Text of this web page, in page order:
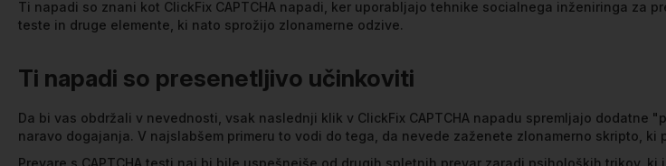
Ti napadi so znani kot ClickFix CAPTCHA napadi, ker uporabljajo tehnike socialnega inženiringa za
teste in druge elemente, ki nato sprožijo zlonamerne odzive.
Ti napadi so presenetljivo učinkoviti
Da bi vas obdržali v nevednosti, vsak naslednji klik v ClickFix CAPTCHA napadu spremljajo dodatne
naravo dogajanja. V najslabšem primeru to vodi do tega, da nevede zaženete zlonamerno skripto, ki